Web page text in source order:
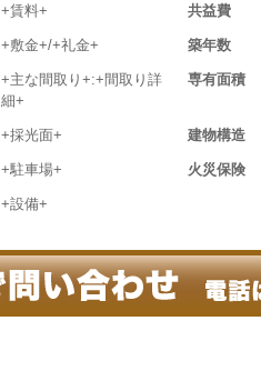
+賃料+ 共益費
+敷金+/+礼金+ 築年数
+主な間取り+:+間取り詳
細+
専有面積
+採光面+ 建物構造
+駐車場+ 火災保険
+設備+